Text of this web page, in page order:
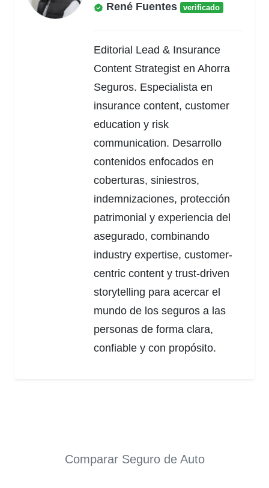
René Fuentes verificado
Editorial Lead & Insurance
Content Strategist en Ahorra
Seguros. Especialista en
insurance content, customer
education y risk
communication. Desarrollo
contenidos enfocados en
coberturas, siniestros,
indemnizaciones, protección
patrimonial y experiencia del
asegurado, combinando
industry expertise, customer-
centric content y trust-driven
storytelling para acercar el
mundo de los seguros a las
personas de forma clara,
confiable y con propósito.
Comparar Seguro de Auto